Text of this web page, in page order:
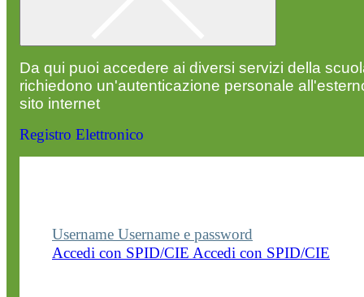
Da qui puoi accedere ai diversi servizi della
richiedono un'autenticazione personale
sito internet
Registro Elettronico
Username Username e password
Accedi con SPID/CIE Accedi con SPID/CIE